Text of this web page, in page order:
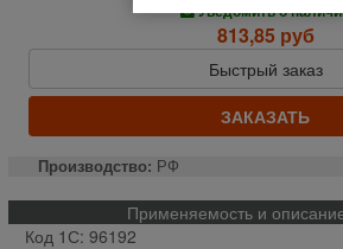
Уведомить о
813,85 руб
Быстрый заказ
ЗАКАЗАТЬ
Производство: РФ
Применяемость и
Код 1С: 96192